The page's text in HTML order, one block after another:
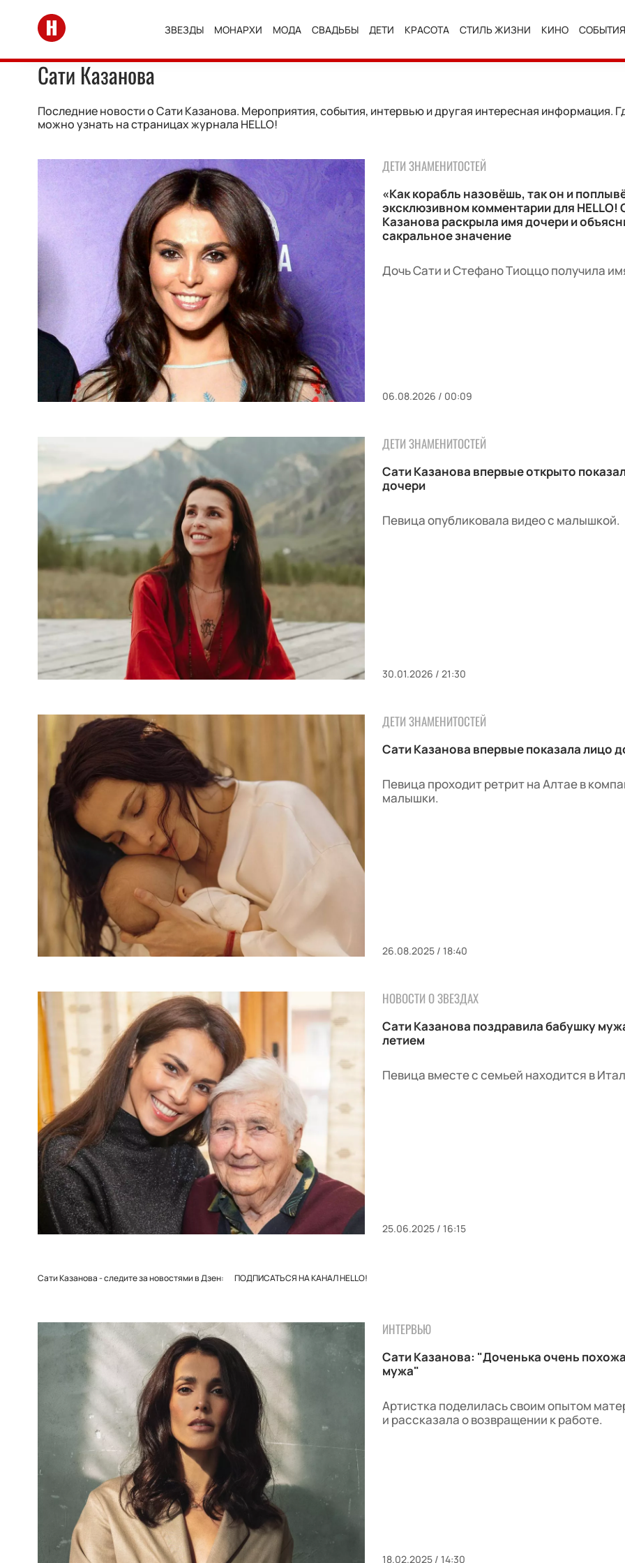
Перейти на главную
ЗВЕЗДЫ МОНАРХИ МОДА СВАДЬБЫ ДЕТИ КРАСОТА СТИЛЬ ЖИЗНИ КИНО СОБЫТИЯ
Сати Казанова
Последние новости о Сати Казанова. Мероприятия, события, интервью и другая интересная информация.
можно узнать на страницах журнала HELLO!
ДЕТИ ЗНАМЕНИТОСТЕЙ
«Как корабль назовёшь, так он и
эксклюзивном комментарии для HELLO!
Казанова раскрыла имя дочери и
сакральное значение
Дочь Сати и Стефано Тиоццо получила
06.08.2026 / 00:09
ДЕТИ ЗНАМЕНИТОСТЕЙ
Сати Казанова впервые открыто
дочери
Певица опубликовала видео с малышкой.
30.01.2026 / 21:30
ДЕТИ ЗНАМЕНИТОСТЕЙ
Сати Казанова впервые показала лицо
Певица проходит ретрит на Алтае в
малышки.
26.08.2025 / 18:40
НОВОСТИ О ЗВЕЗДАХ
Сати Казанова поздравила бабушку
летием
Певица вместе с семьей находится в
25.06.2025 / 16:15
Сати Казанова - следите за новостями в Дзен: ПОДПИСАТЬСЯ НА КАНАЛ HELLO!
ИНТЕРВЬЮ
Сати Казанова: "Доченька очень
мужа"
Артистка поделилась своим опытом
и рассказала о возвращении к работе.
18.02.2025 / 14:30